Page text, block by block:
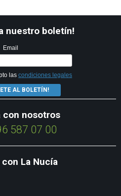
nuestro boletín!
Email
las condiciones legales
AL BOLETÍN!
con nosotros
587 07 00
La Nucía